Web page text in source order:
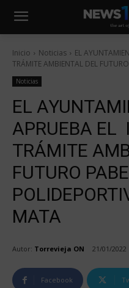
Inicio Noticias
EL
TRÁMITE AMBIENTAL DEL
Noticias
EL
APRUEBA EL
TRÁMITE
FUTURO
MATA
Autor: Torrevieja ON 21/01/2022
Facebook